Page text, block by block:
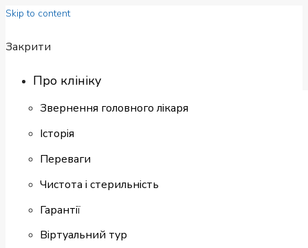
Skip to content
Закрити
Про клініку
Звернення головного лікаря
Історія
Переваги
Чистота і стерильність
Гарантії
Віртуальний тур